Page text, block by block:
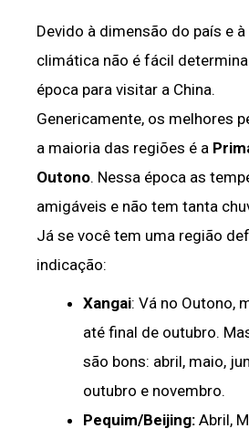
Devido à dimensão do país e
climática não é fácil
época para visitar a China.
Genericamente, os melhores
a maioria das regiões é a
Outono. Nessa época as
amigáveis e não tem tanta
Já se você tem uma região
indicação:
Xangai: Vá no Outono,
até final de outubro.
são bons: abril, maio,
outubro e novembro.
Pequim/Beijing: Abril,